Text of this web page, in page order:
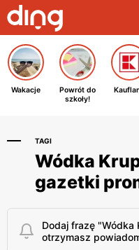
Wakacje
Powrót do
szkoły!
TAGI
Wódka
gazetki
Dodaj frazę "Wódka
otrzymasz